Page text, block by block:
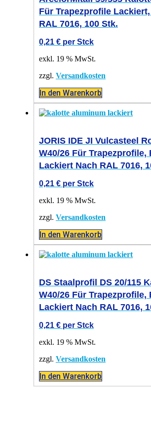
Für Trapezprofile
RAL 7016, 100 Stk.
0,21 € per Stck
exkl. 19 % MwSt.
zzgl. Versandkosten
In den Warenkorb
JORIS IDE JI Vulcasteel
W40/26 Für Trapezprofile,
Lackiert Nach RAL 7016,
0,21 € per Stck
exkl. 19 % MwSt.
zzgl. Versandkosten
In den Warenkorb
DS Staalprofil DS 20/115
W40/26 Für Trapezprofile,
Lackiert Nach RAL 7016,
0,21 € per Stck
exkl. 19 % MwSt.
zzgl. Versandkosten
In den Warenkorb